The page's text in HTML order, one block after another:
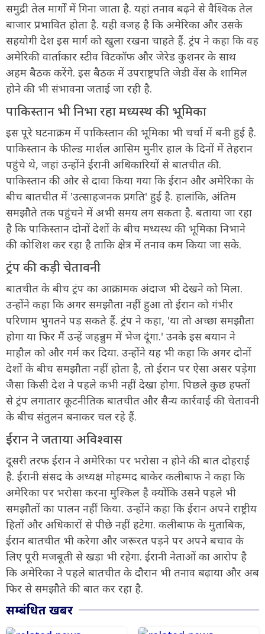
समुद्री तेल मार्गों में गिना जाता है. यहां तनाव बढ़ने से वैश्विक तेल
बाजार प्रभावित होता है. यही वजह है कि अमेरिका और उसके
सहयोगी देश इस मार्ग को खुला रखना चाहते हैं. ट्रंप ने कहा कि वह
अमेरिकी वार्ताकार स्टीव विटकॉफ और जेरेड कुशनर के साथ
अहम बैठक करेंगे. इस बैठक में उपराष्ट्रपति जेडी वेंस के शामिल
होने की भी संभावना जताई जा रही है.
पाकिस्तान भी निभा रहा मध्यस्थ की भूमिका
इस पूरे घटनाक्रम में पाकिस्तान की भूमिका भी चर्चा में बनी हुई है.
पाकिस्तान के फील्ड मार्शल आसिम मुनीर हाल के दिनों में तेहरान
पहुंचे थे, जहां उन्होंने ईरानी अधिकारियों से बातचीत की.
पाकिस्तान की ओर से दावा किया गया कि ईरान और अमेरिका के
बीच बातचीत में 'उत्साहजनक प्रगति' हुई है. हालांकि, अंतिम
समझौते तक पहुंचने में अभी समय लग सकता है. बताया जा रहा
है कि पाकिस्तान दोनों देशों के बीच मध्यस्थ की भूमिका निभाने
की कोशिश कर रहा है ताकि क्षेत्र में तनाव कम किया जा सके.
ट्रंप की कड़ी चेतावनी
बातचीत के बीच ट्रंप का आक्रामक अंदाज भी देखने को मिला.
उन्होंने कहा कि अगर समझौता नहीं हुआ तो ईरान को गंभीर
परिणाम भुगतने पड़ सकते हैं. ट्रंप ने कहा, 'या तो अच्छा समझौता
होगा या फिर मैं उन्हें जहन्नुम में भेज दूंगा.' उनके इस बयान ने
माहौल को और गर्म कर दिया. उन्होंने यह भी कहा कि अगर दोनों
देशों के बीच समझौता नहीं होता है, तो ईरान पर ऐसा असर पड़ेगा
जैसा किसी देश ने पहले कभी नहीं देखा होगा. पिछले कुछ हफ्तों
से ट्रंप लगातार कूटनीतिक बातचीत और सैन्य कार्रवाई की चेतावनी
के बीच संतुलन बनाकर चल रहे हैं.
ईरान ने जताया अविश्वास
दूसरी तरफ ईरान ने अमेरिका पर भरोसा न होने की बात दोहराई
है. ईरानी संसद के अध्यक्ष मोहम्मद बाकेर कलीबाफ ने कहा कि
अमेरिका पर भरोसा करना मुश्किल है क्योंकि उसने पहले भी
समझौतों का पालन नहीं किया. उन्होंने कहा कि ईरान अपने राष्ट्रीय
हितों और अधिकारों से पीछे नहीं हटेगा. कलीबाफ के मुताबिक,
ईरान बातचीत भी करेगा और जरूरत पड़ने पर अपने बचाव के
लिए पूरी मजबूती से खड़ा भी रहेगा. ईरानी नेताओं का आरोप है
कि अमेरिका ने पहले बातचीत के दौरान भी तनाव बढ़ाया और अब
फिर से समझौते की बात कर रहा है.
सम्बंधित खबर